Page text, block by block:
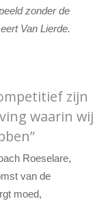
zonder de
Van Lierde.
zijn
waarin wij
Roeselare,
van de
moed,